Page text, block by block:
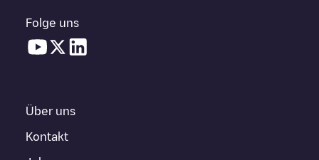
Folge uns
Über uns
Kontakt